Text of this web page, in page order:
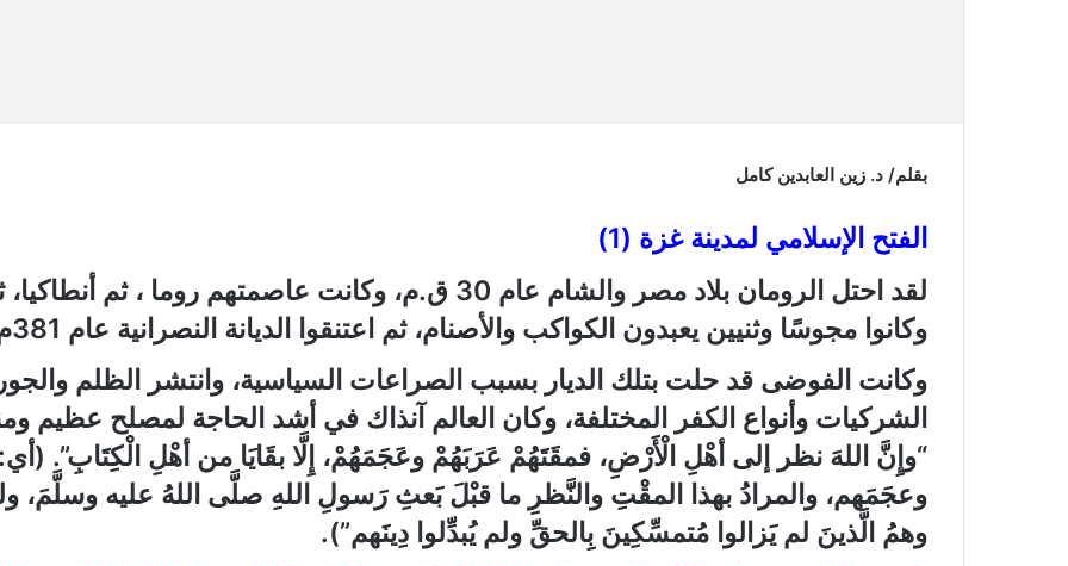
بقلم/ د. زين العابدين كامل
الفتح الإسلامي لمدينة غزة (1)
لقد احتل الرومان بلاد مصر والشام عام 30 ق.م، وكانت عاصمتهم
وكانوا مجوسًا وثنيين يعبدون الكواكب والأصنام، ثم اعتنقوا الديانة النصرانية عام 381م.
وكانت الفوضى قد حلت بتلك الديار بسبب الصراعات السياسية، وانتشر الظلم
الشركيات وأنواع الكفر المختلفة، وكان العالم آنذاك في أشد الحاجة لمصلح
“وإِنَّ اللهَ نظر إلى أهْلِ الْأَرْضِ، فمقَتَهُمْ عَرَبَهُمْ وعَجَمَهُمْ، إِلَّا بقَايَا من أهْلِ الْكِتَابِ”.
وعجَمَهم، والمرادُ بهذا المقْتِ والنَّظرِ ما قبْلَ بَعثِ رَسولِ اللهِ صلَّى اللهُ عليه وسلَّمَ،
وهمُ الَّذينَ لم يَزالوا مُتمسِّكِينَ بِالحقِّ ولم يُبدِّلوا دِينَهم”).